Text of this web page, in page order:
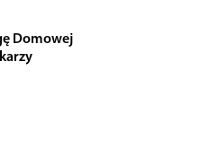
Domowej